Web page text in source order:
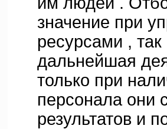
значение при
ресурсами , так
дальнейшая
только при
персонала они
результатов и